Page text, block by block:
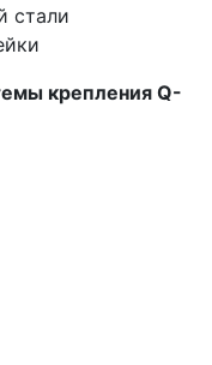
стали
крепления Q-